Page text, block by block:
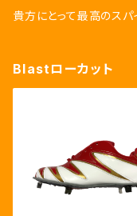
貴方にとって最高のス
Blastローカット